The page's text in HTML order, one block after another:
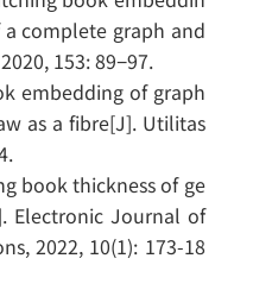
complete graph and
153: 89−97.
embedding of graph
as a fibre[J]. Utilitas
book thickness of ge
Electronic Journal of
2022, 10(1): 173-18